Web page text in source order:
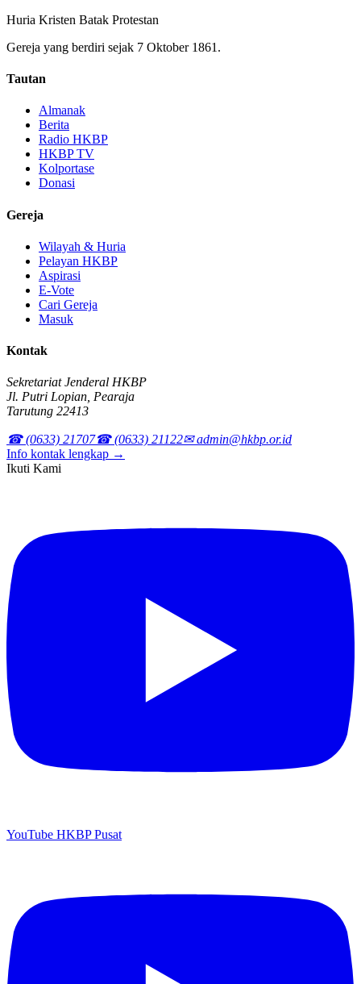
Huria Kristen Batak Protestan
Gereja yang berdiri sejak 7 Oktober 1861.
Tautan
Almanak
Berita
Radio HKBP
HKBP TV
Kolportase
Donasi
Gereja
Wilayah & Huria
Pelayan HKBP
Aspirasi
E-Vote
Cari Gereja
Masuk
Kontak
Sekretariat Jenderal HKBP
Jl. Putri Lopian, Pearaja
Tarutung 22413
☎ (0633) 21707☎ (0633) 21122✉ admin@hkbp.or.id
Info kontak lengkap →
Ikuti Kami
YouTube HKBP Pusat